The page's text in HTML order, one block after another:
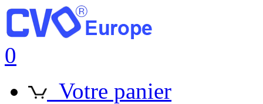
0
Votre panier